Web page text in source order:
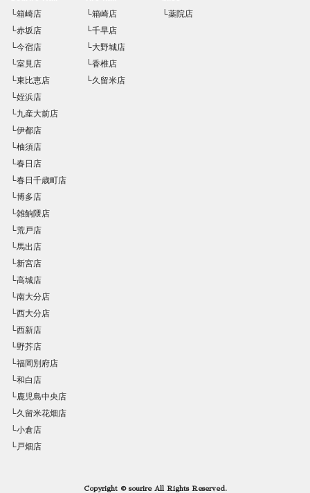
└箱崎店
└赤坂店
└今宿店
└室見店
└東比恵店
└姪浜店
└九産大前店
└伊都店
└柚須店
└春日店
└春日千歳町店
└博多店
└雑餉隈店
└荒戸店
└馬出店
└新宮店
└高城店
└南大分店
└西大分店
└西新店
└野芥店
└福岡別府店
└和白店
└鹿児島中央店
└久留米花畑店
└小倉店
└戸畑店
└箱崎店
└千早店
└大野城店
└香椎店
└久留米店
└薬院店
Copyright © sourire All Rights Reserved.